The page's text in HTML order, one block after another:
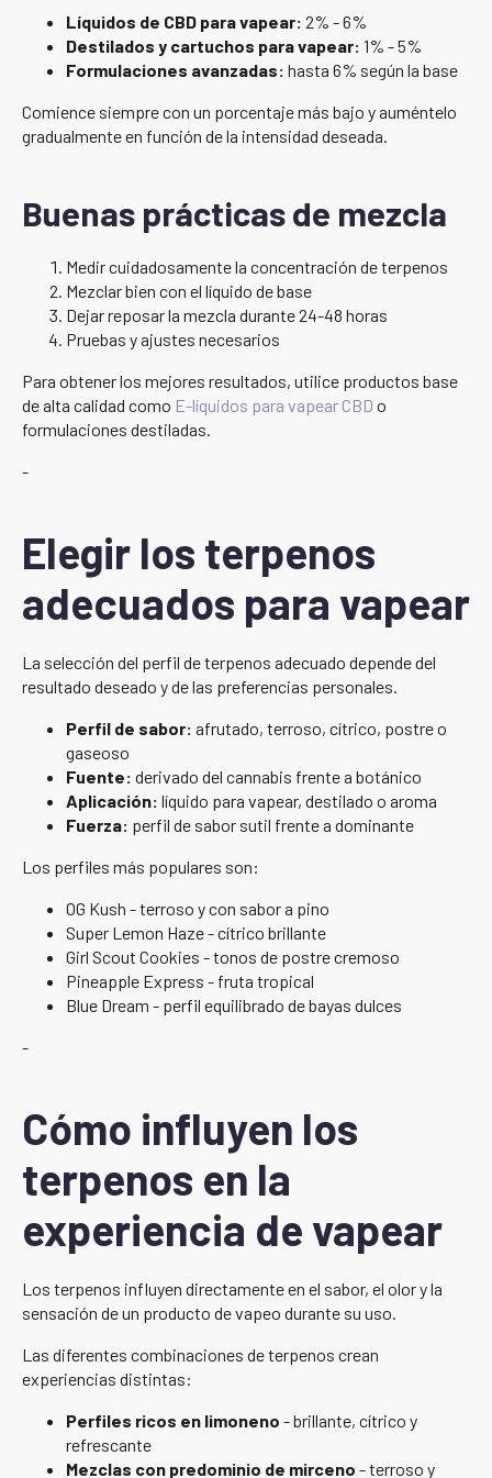
Líquidos de CBD para vapear: 2% - 6%
Destilados y cartuchos para vapear: 1% - 5%
Formulaciones avanzadas: hasta 6% según la base
Comience siempre con un porcentaje más bajo y auméntelo
gradualmente en función de la intensidad deseada.
Buenas prácticas de mezcla
Medir cuidadosamente la concentración de terpenos
Mezclar bien con el líquido de base
Dejar reposar la mezcla durante 24-48 horas
Pruebas y ajustes necesarios
Para obtener los mejores resultados, utilice productos base
de alta calidad como E-líquidos para vapear CBD o
formulaciones destiladas.
-
Elegir los terpenos
adecuados para vapear
La selección del perfil de terpenos adecuado depende del
resultado deseado y de las preferencias personales.
Perfil de sabor: afrutado, terroso, cítrico, postre o
gaseoso
Fuente: derivado del cannabis frente a botánico
Aplicación: líquido para vapear, destilado o aroma
Fuerza: perfil de sabor sutil frente a dominante
Los perfiles más populares son:
OG Kush - terroso y con sabor a pino
Super Lemon Haze - cítrico brillante
Girl Scout Cookies - tonos de postre cremoso
Pineapple Express - fruta tropical
Blue Dream - perfil equilibrado de bayas dulces
-
Cómo influyen los
terpenos en la
experiencia de vapear
Los terpenos influyen directamente en el sabor, el olor y la
sensación de un producto de vapeo durante su uso.
Las diferentes combinaciones de terpenos crean
experiencias distintas:
Perfiles ricos en limoneno - brillante, cítrico y
refrescante
Mezclas con predominio de mirceno - terroso y